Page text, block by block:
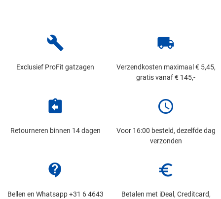
build
Exclusief ProFit gatzagen
local_shipping
Verzendkosten maximaal € 5,45,
gratis vanaf € 145,-
assignment_return
Retourneren binnen 14 dagen
schedule
Voor 16:00 besteld, dezelfde dag
verzonden
contact_support
Bellen en Whatsapp +31 6 4643
euro_symbol
Betalen met iDeal, Creditcard,